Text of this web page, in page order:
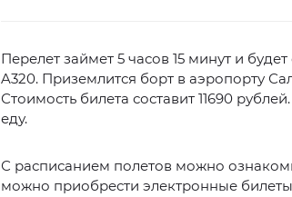
Перелет займет 5 часов 15 минут и
A320. Приземлится борт в аэропорту
Стоимость билета составит 11690
еду.
С расписанием полетов можно
можно приобрести электронные